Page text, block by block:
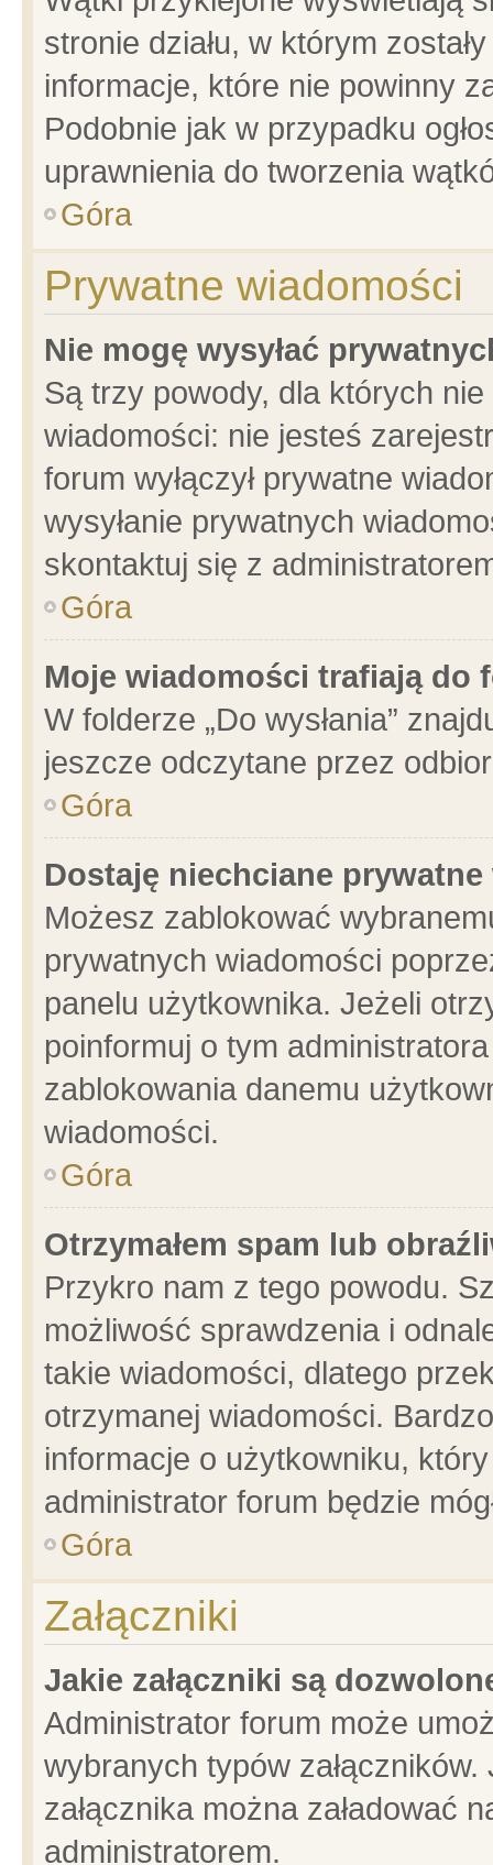
stronie działu, w którym
informacje, które nie powinny
Podobnie jak w przypadku
uprawnienia do tworzenia
Góra
Prywatne wiadomości
Nie mogę wysyłać
Są trzy powody, dla których
wiadomości: nie jesteś
forum wyłączył prywatne
wysyłanie prywatnych
skontaktuj się z
Góra
Moje wiadomości trafiają do
W folderze „Do wysłania”
jeszcze odczytane przez
Góra
Dostaję niechciane
Możesz zablokować
prywatnych wiadomości
panelu użytkownika. Jeżeli
poinformuj o tym
zablokowania danemu
wiadomości.
Góra
Otrzymałem spam lub
Przykro nam z tego powodu.
możliwość sprawdzenia i
takie wiadomości, dlatego
otrzymanej wiadomości.
informacje o użytkowniku,
administrator forum będzie
Góra
Załączniki
Jakie załączniki są
Administrator forum może
wybranych typów
załącznika można załadować
administratorem.